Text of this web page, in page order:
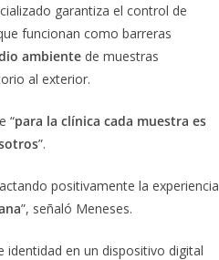
garantiza el control de
funcionan como barreras
ambiente de muestras
al exterior.
“para la clínica cada muestra es
”.
positivamente la experiencia
”, señaló Meneses.
en un dispositivo digital